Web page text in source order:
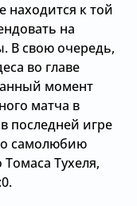
находится к той
на
В свою очередь,
во главе
момент
матча в
последней игре
самолюбию
Тухеля,